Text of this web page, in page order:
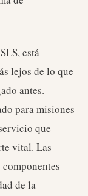
está
lejos de lo que
antes.
para misiones
que
vital. Las
de la